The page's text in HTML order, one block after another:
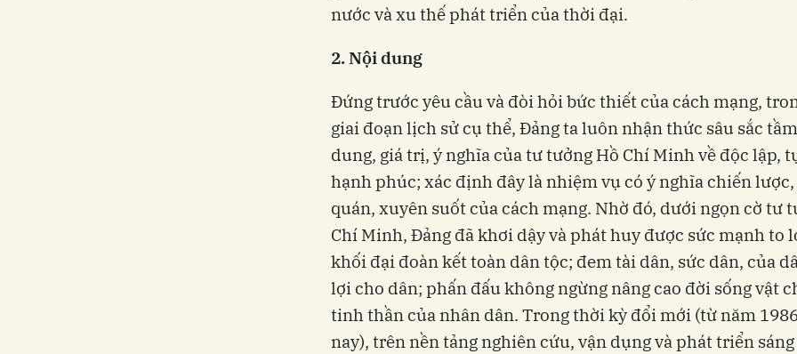
nước và xu thế phát triển của thời đại.
2. Nội dung
Đứng trước yêu cầu và đòi hỏi bức thiết của cách mạng,
giai đoạn lịch sử cụ thể, Đảng ta luôn nhận thức sâu sắc
dung, giá trị, ý nghĩa của tư tưởng Hồ Chí Minh về độc lập,
hạnh phúc; xác định đây là nhiệm vụ có ý nghĩa chiến
quán, xuyên suốt của cách mạng. Nhờ đó, dưới ngọn cờ tư
Chí Minh, Đảng đã khơi dậy và phát huy được sức mạnh to
khối đại đoàn kết toàn dân tộc; đem tài dân, sức dân, của
lợi cho dân; phấn đấu không ngừng nâng cao đời sống vật
tinh thần của nhân dân. Trong thời kỳ đổi mới (từ năm
nay), trên nền tảng nghiên cứu, vận dụng và phát triển